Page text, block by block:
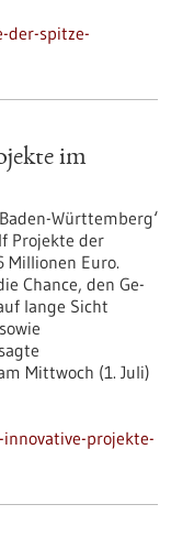
der-spitze-
im
Württemberg‘
Projekte der
Euro.
Chance, den Ge-
lange Sicht
Mittwoch (1. Juli)
projekte-